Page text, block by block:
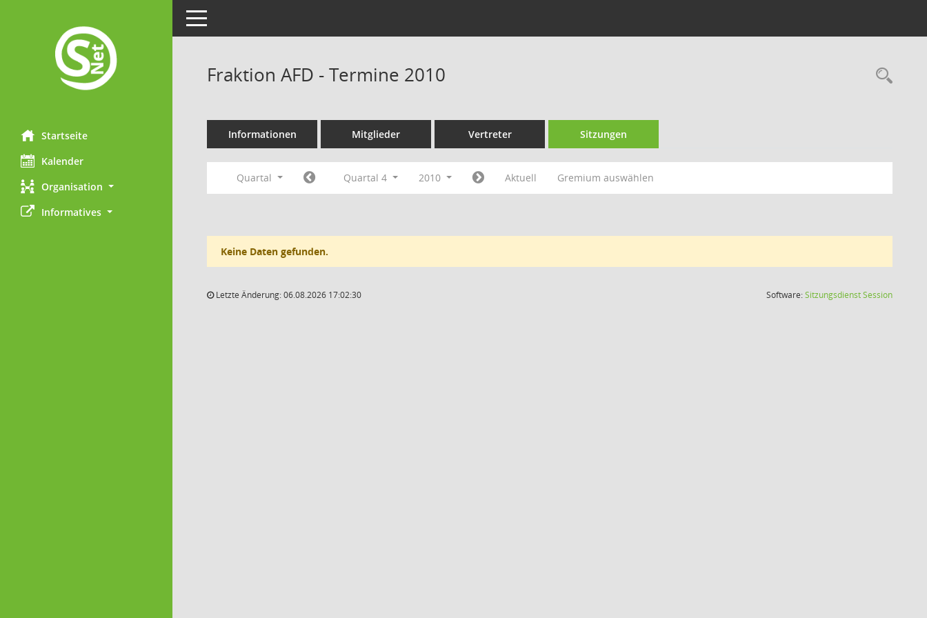
Startseite
Kalender
Organisation
Informatives
Toggle navigation
Fraktion AFD - Termine 2010
Informationen Mitglieder Vertreter Sitzungen
Quartal Quartal 4 2010 Aktuell Gremium auswählen
Keine Daten gefunden.
Letzte Änderung: 06.08.2026 17:02:30 Software:SitzungsdienstSession(Wird in